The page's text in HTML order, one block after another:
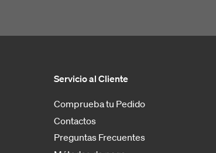
Servicio al Cliente
Comprueba tu Pedido
Contactos
Preguntas Frecuentes